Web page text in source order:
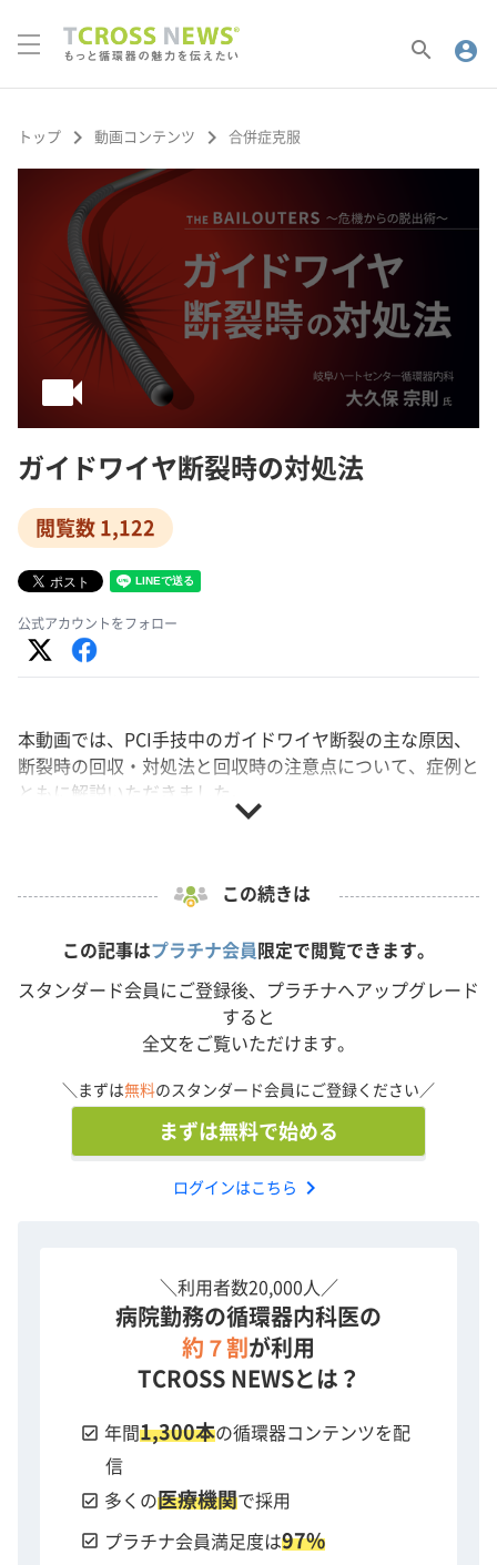
search account_circle
トップ keyboard_arrow_right 動画コンテンツ keyboard_arrow_right 合併症克服
videocam
ガイドワイヤ断裂時の対処法
閲覧数 1,122
公式アカウントをフォロー
expand_more
本動画では、PCI手技中のガイドワイヤ断裂の主な原因、
断裂時の回収・対処法と回収時の注意点について、症例と
ともに解説いただきました。
り、不慮の事態からのベイルアウト方法をご共有い
ご覧ください。
演者: 大久保 宗則 氏（岐阜ハートセンター）
本動画は第15回豊橋ライブデモンストレーションコース
演者の所属先は放映時のものとなります。
この続きは
この記事はプラチナ会員 限定で閲覧できます。
スタンダード会員にご登録後、プラチナへアップグレード
すると
全文をご覧いただけます。
＼まずは無料のスタンダード会員にご登録ください／
まずは無料で始める
ログインはこちら chevron_right
＼利用者数20,000人／
病院勤務の循環器内科医の
約７割 が利用
TCROSS NEWSとは？
check_box 年間1,300本の循環器コンテンツを配
信
check_box 多くの医療機関で採用
check_box プラチナ会員満足度は97%